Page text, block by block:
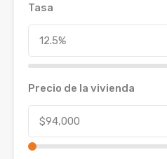
Tasa
Precio de la vivienda